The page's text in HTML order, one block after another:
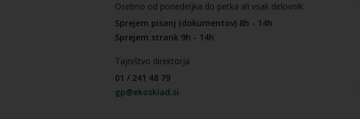
Osebno od ponedeljka do petka ali vsak delovnik:
Sprejem pisanj (dokumentov) 8h - 14h
Sprejem strank 9h - 14h
Tajništvo direktorja
01 / 241 48 79
gp@ekosklad.si